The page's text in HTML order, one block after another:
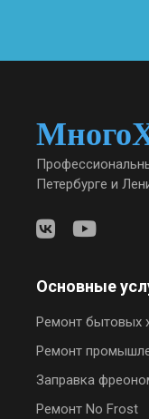
Петербурге и
Основные
Ремонт бытовых
Ремонт
Заправка
Ремонт No Frost